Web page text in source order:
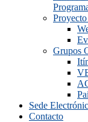
Grupos
Sede
Contacto